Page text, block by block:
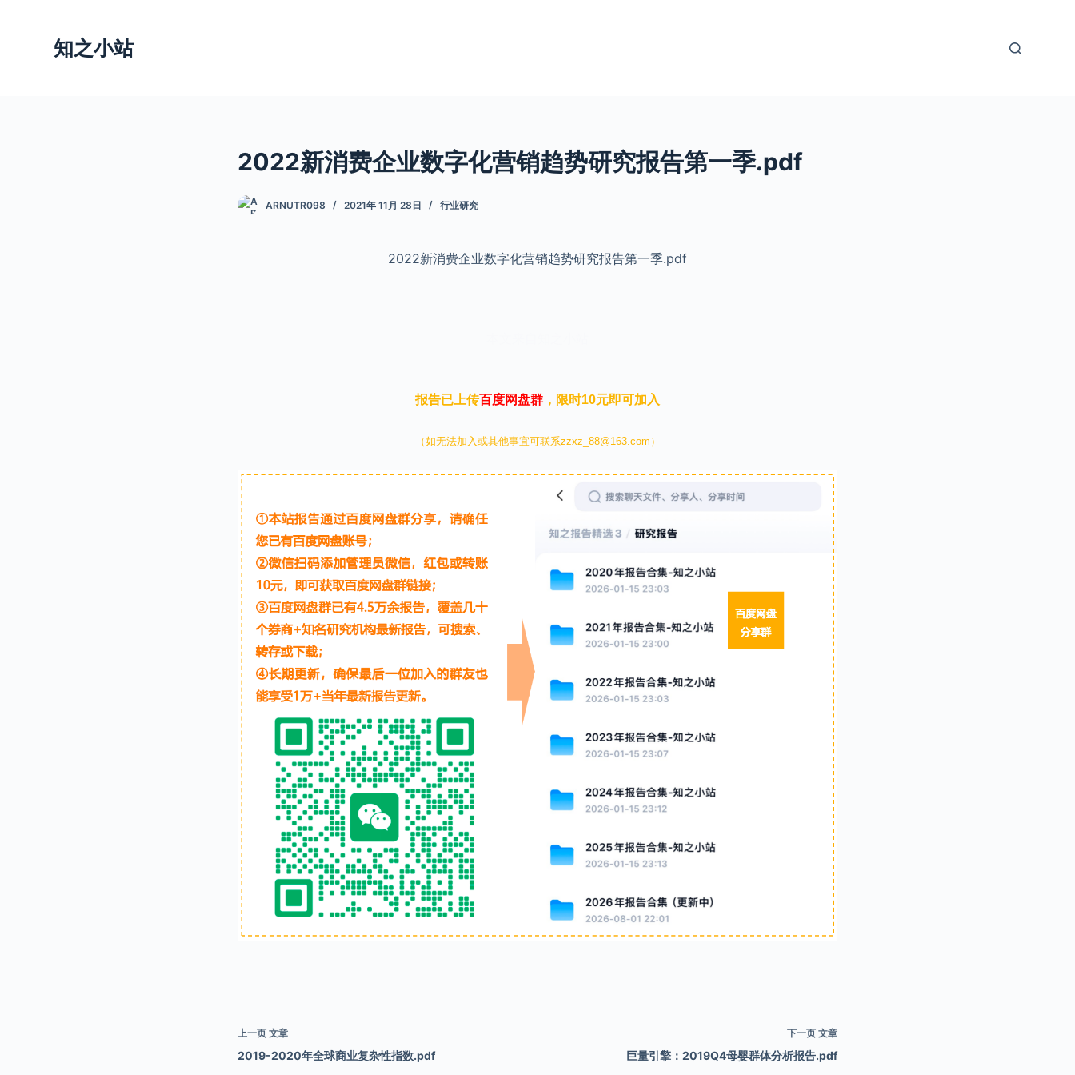
知之小站
2022新消费企业数字化营销趋势研究报告第一季.pdf
ARNUTR098 2021年 11月 28日 行业研究
2022新消费企业数字化营销趋势研究报告第一季.pdf
报告已上传百度网盘群 ，限时10元即可加入
（如无法加入或其他事宜可联系zzxz_88@163.com）
上一页 文章
2019-2020年全球商业复杂性指数.pdf
下一页 文章
巨量引擎：2019Q4母婴群体分析报告.pdf